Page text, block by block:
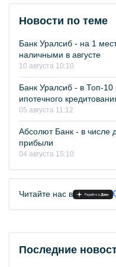
Новости по теме
Банк Уралсиб - на 1
наличными в августе
10 августа 10:10
Банк Уралсиб - в Топ-
ипотечного
05 августа 11:12
Абсолют Банк - в числе
прибыли
04 августа 15:10
Читайте нас в
Последние